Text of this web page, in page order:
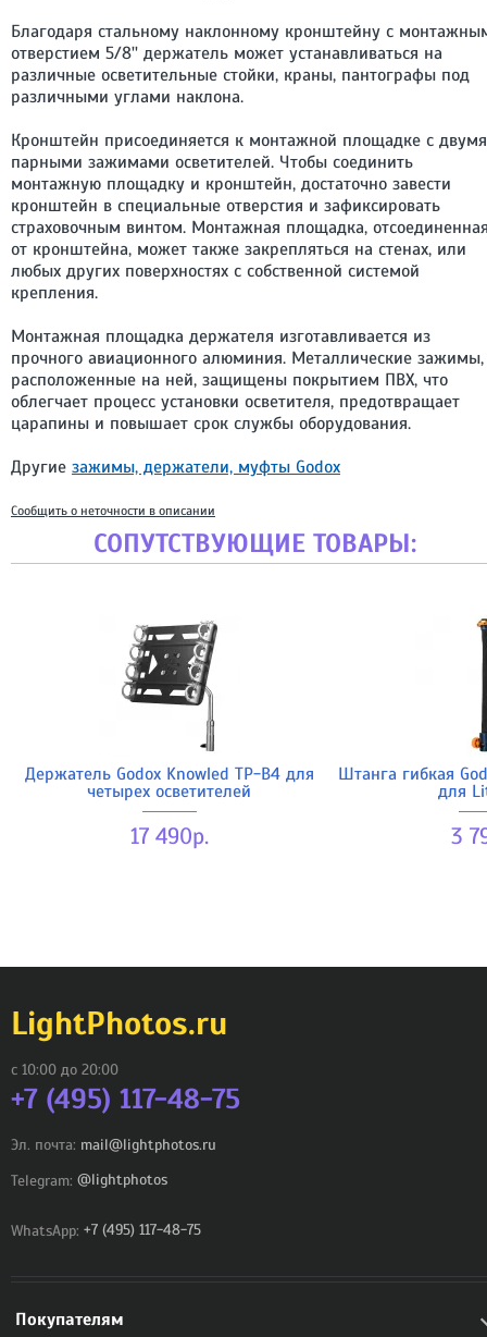
Благодаря стальному наклонному кронштейну с
отверстием 5/8'' держатель может устанавливаться на
различные осветительные стойки, краны, пантографы под
различными углами наклона.
Кронштейн присоединяется к монтажной площадке с двумя
парными зажимами осветителей. Чтобы соединить
монтажную площадку и кронштейн, достаточно завести
кронштейн в специальные отверстия и зафиксировать
страховочным винтом. Монтажная площадка,
от кронштейна, может также закрепляться на стенах, или
любых других поверхностях с собственной системой
крепления.
Монтажная площадка держателя изготавливается из
прочного авиационного алюминия. Металлические зажимы,
расположенные на ней, защищены покрытием ПВХ, что
облегчает процесс установки осветителя, предотвращает
царапины и повышает срок службы оборудования.
Другие зажимы, держатели, муфты Godox
Сообщить о неточности в описании
СОПУТСТВУЮЩИЕ ТОВАРЫ:
Держатель Godox Knowled TP-B4 для
четырех осветителей
17 490р.
Штанга гибкая
для
3
LightPhotos.ru
с 10:00 до 20:00
+7 (495) 117-48-75
Эл. почта: mail@lightphotos.ru
Telegram: @lightphotos
WhatsApp: +7 (495) 117-48-75
Покупателям